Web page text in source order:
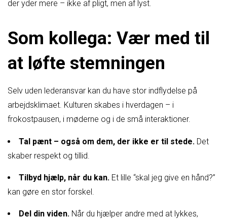
der yder mere – ikke af pligt, men af lyst.
Som kollega: Vær med til
at løfte stemningen
Selv uden lederansvar kan du have stor indflydelse på
arbejdsklimaet. Kulturen skabes i hverdagen – i
frokostpausen, i møderne og i de små interaktioner.
Tal pænt – også om dem, der ikke er til stede. Det
skaber respekt og tillid.
Tilbyd hjælp, når du kan. Et lille “skal jeg give en hånd?”
kan gøre en stor forskel.
Del din viden. Når du hjælper andre med at lykkes,